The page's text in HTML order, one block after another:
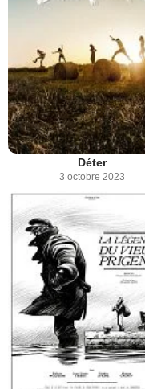
Déter
3 octobre 2023